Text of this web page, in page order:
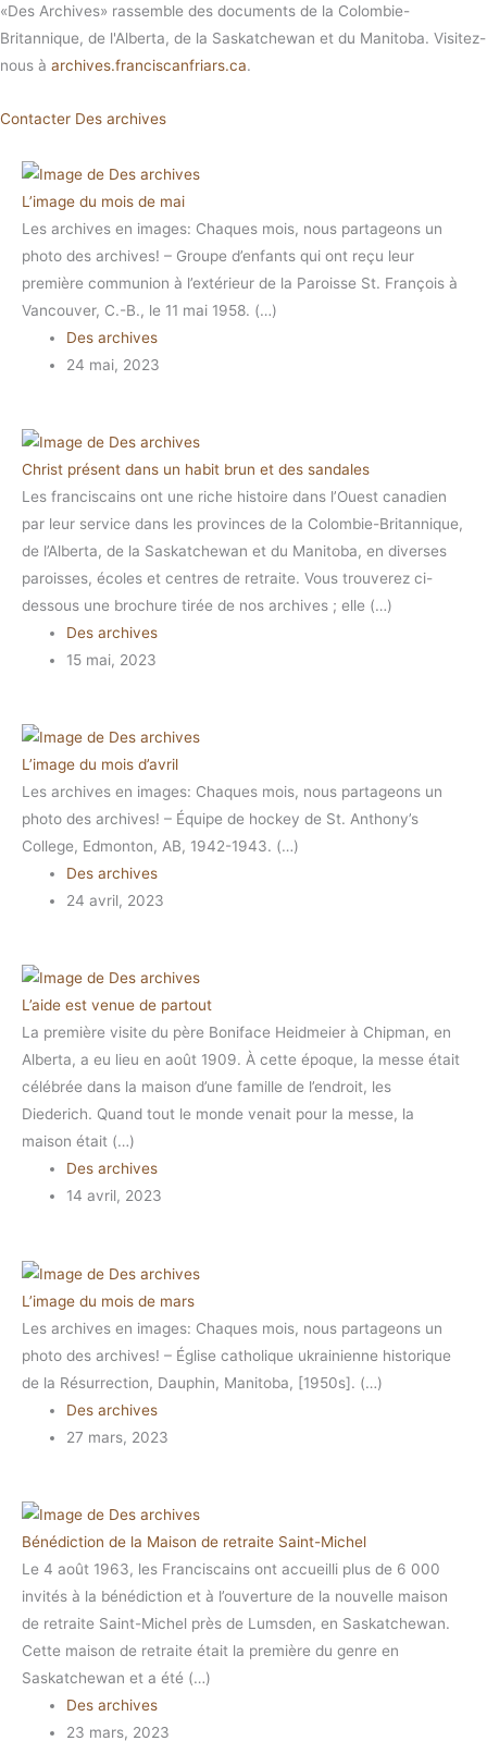
«Des Archives» rassemble des documents de la Colombie-
Britannique, de l'Alberta, de la Saskatchewan et du Manitoba. Visitez-
nous à archives.franciscanfriars.ca.
Contacter Des archives
L’image du mois de mai
Les archives en images: Chaques mois, nous partageons un
photo des archives! – Groupe d’enfants qui ont reçu leur
première communion à l’extérieur de la Paroisse St. François à
Vancouver, C.-B., le 11 mai 1958. (…)
Des archives
24 mai, 2023
Christ présent dans un habit brun et des sandales
Les franciscains ont une riche histoire dans l’Ouest canadien
par leur service dans les provinces de la Colombie-Britannique,
de l’Alberta, de la Saskatchewan et du Manitoba, en diverses
paroisses, écoles et centres de retraite. Vous trouverez ci-
dessous une brochure tirée de nos archives ; elle (…)
Des archives
15 mai, 2023
L’image du mois d’avril
Les archives en images: Chaques mois, nous partageons un
photo des archives! – Équipe de hockey de St. Anthony’s
College, Edmonton, AB, 1942-1943. (…)
Des archives
24 avril, 2023
L’aide est venue de partout
La première visite du père Boniface Heidmeier à Chipman, en
Alberta, a eu lieu en août 1909. À cette époque, la messe était
célébrée dans la maison d’une famille de l’endroit, les
Diederich. Quand tout le monde venait pour la messe, la
maison était (…)
Des archives
14 avril, 2023
L’image du mois de mars
Les archives en images: Chaques mois, nous partageons un
photo des archives! – Église catholique ukrainienne historique
de la Résurrection, Dauphin, Manitoba, [1950s]. (…)
Des archives
27 mars, 2023
Bénédiction de la Maison de retraite Saint-Michel
Le 4 août 1963, les Franciscains ont accueilli plus de 6 000
invités à la bénédiction et à l’ouverture de la nouvelle maison
de retraite Saint-Michel près de Lumsden, en Saskatchewan.
Cette maison de retraite était la première du genre en
Saskatchewan et a été (…)
Des archives
23 mars, 2023